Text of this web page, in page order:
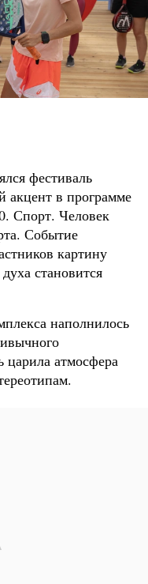
фестиваль
в программе
Спорт. Человек
Событие
картину
становится
наполнилось
царила атмосфера